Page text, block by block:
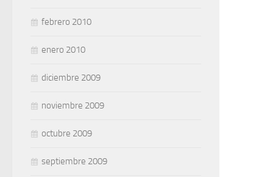
febrero 2010
enero 2010
diciembre 2009
noviembre 2009
octubre 2009
septiembre 2009